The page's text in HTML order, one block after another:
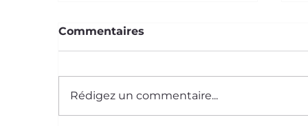
Le Saviez-Vous ? #59
Commentaires
Rédigez un commentaire...